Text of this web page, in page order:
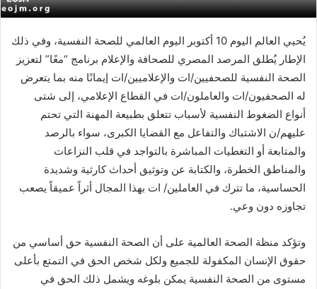
يُحيي العالم اليوم 10 أكتوبر اليوم العالمي للصحة النفسية، وفي ذلك
الإطار يُطلق المرصد المصري للصحافة والإعلام برنامج “معًا” لتعزيز
الصحة النفسية للصحفيين/ات والإعلاميين/ات إيمانًا منه بما يتعرض
له الصحفيون/ات والعاملون/ات في القطاع الإعلامي، إلى شتى
أنواع الضغوط النفسية لأسباب تتعلق بطبيعة المهنة التي تحتم
عليهم/ن الاشتباك والتفاعل مع القضايا الكبرى، سواء بالرصد
والمتابعة أو التغطيات المباشرة بالتواجد في قلب النزاعات
والمناطق الخطرة، والكتابة عن وتوثيق أحداث كارثية وشديدة
الحساسية، ما تترك في العاملين/ ات بهذا المجال أثراً عميقاً يصعب
تجاوزه دون وعي.
وتؤكد منظة الصحة العالمية على أن الصحة النفسية حق أساسي من
حقوق الإنسان المكفولة للجميع ولكل شخص الحق في التمتع بأعلى
مستوى من الصحة النفسية يمكن بلوغه ويشمل ذلك الحق في